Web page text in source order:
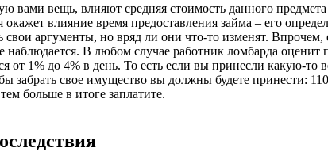
вами вещь, влияют средняя стоимость данного
влияние время предоставления займа – его
аргументы, но вряд ли они что-то изменят. Впрочем,
наблюдается. В любом случае работник ломбарда
1% до 4% в день. То есть если вы принесли какую-то
забрать свое имущество вы должны будете принести:
больше в итоге заплатите.